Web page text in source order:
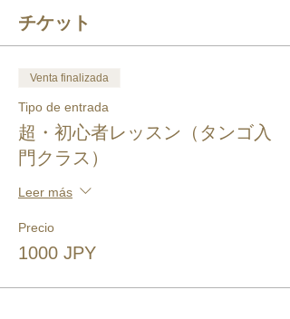
チケット
Venta finalizada
Tipo de entrada
超・初心者レッスン（タンゴ入
門クラス）
Leer más
Precio
1000 JPY